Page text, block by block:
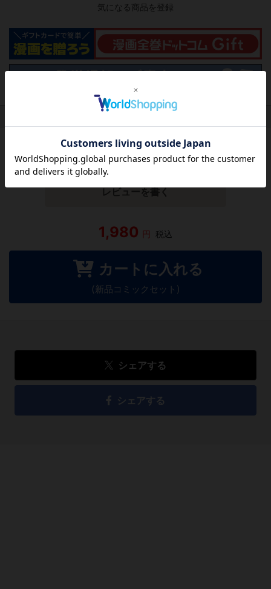
気になる商品を登録
この作品にはまだレビューがありません。 今後読まれる
方のために感想を共有してもらえませんか？
レビューを書く
1,980 円 税込
カートに入れる
(新品コミックセット)
シェアする
シェアする